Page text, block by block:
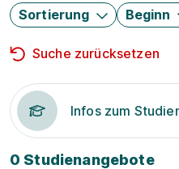
Sortierung Beginn
Suche zurücksetzen
Infos zum
0 Studienangebote